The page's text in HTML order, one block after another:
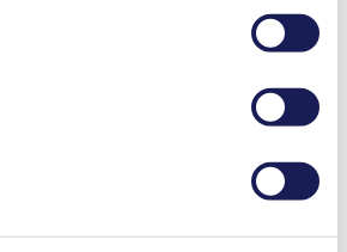
ックマークを外していただけば、い
ができます。
ては、当社の[プライバシーポリシ
タ - 英語
- 英語